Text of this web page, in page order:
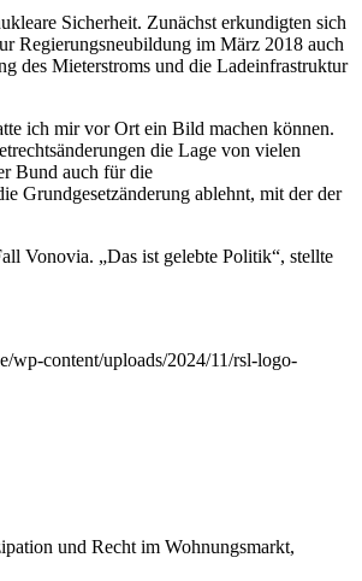
Sicherheit. Zunächst erkundigten sich
Regierungsneubildung im März 2018 auch
des Mieterstroms und die Ladeinfrastruktur
ich mir vor Ort ein Bild machen können.
die Lage von vielen
Bund auch für die
Grundgesetzänderung ablehnt, mit der der
Vonovia. „Das ist gelebte Politik“, stellte
wp-content/uploads/2024/11/rsl-logo-
und Recht im Wohnungsmarkt,